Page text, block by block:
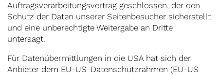
Auftragsverarbeitungsvertrag geschlossen, der den
Schutz der Daten unserer Seitenbesucher sicherstellt
und eine unberechtigte Weitergabe an Dritte
untersagt.
Für Datenübermittlungen in die USA hat sich der
Anbieter dem EU-US-Datenschutzrahmen (EU-US